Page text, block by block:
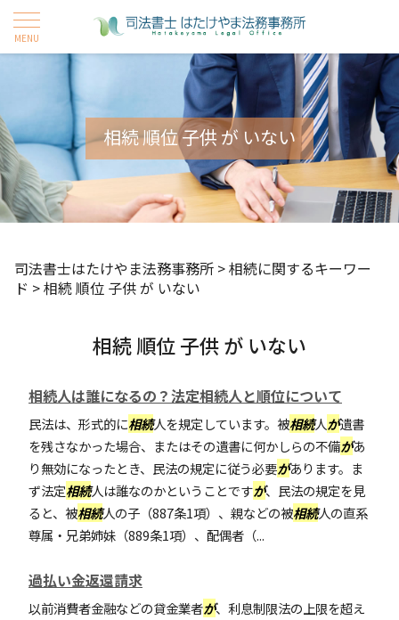
相続 順位 子供 が いない
司法書士はたけやま法務事務所 >相続に関するキーワー
ド >相続 順位 子供 が いない
相続 順位 子供 が いない
相続人は誰になるの？法定相続人と順位について
民法は、形式的に相続人を規定しています。被相続人が遺書
を残さなかった場合、またはその遺書に何かしらの不備があ
り無効になったとき、民法の規定に従う必要があります。ま
ず法定相続人は誰なのかということですが、民法の規定を見
ると、被相続人の子（887条1項）、親などの被相続人の直系
尊属・兄弟姉妹（889条1項）、配偶者（...
過払い金返還請求
以前消費者金融などの貸金業者が、利息制限法の上限を超え